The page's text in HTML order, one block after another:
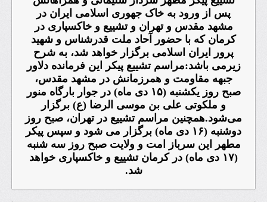
پس از ورود به خاک جهوری اسلامی ایران در
مشهد مقدس و تهران و تشییع و خاکسپاری در
کرمان که با حضور آحاد ملت قدرشناس و شهید
پرور ایران اسلامی برگزار خواهد شد، به شرح
زیرمی باشد:مراسم تشییع پیکر این فرمانده دلاور
جبهه مقاومت و همرزمانش در مشهد مقدس،
صبح روز یکشنبه (۱۵ دی ماه) در جوار بارگاه منور
و ملکوتی علی بن موسی الرضا (ع) برگزار
می‌شود.همچنین مراسم تشییع در تهران، صبح روز
دوشنبه (۱۶ دی ماه) برگزار می شود و سپس پیکر
مطهر این سرباز امت و ولایت صبح روز سه شنبه
(۱۷ دی ماه) در کرمان تشییع و خاکسپاری خواهد
شد.